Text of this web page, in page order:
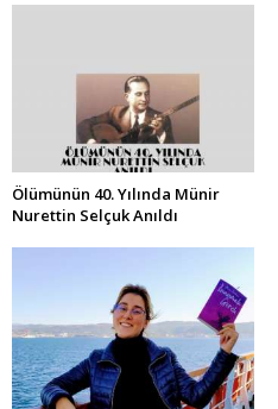
Ölümünün 40. Yılında Münir
Nurettin Selçuk Anıldı